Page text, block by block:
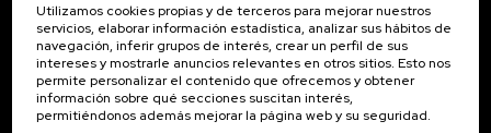
Inscríbete para ser el primero/a en recibir las
novedades de UIK.
Suscribirse
Utilizamos cookies propias y de terceros para mejorar nuestros
servicios, elaborar información estadística, analizar sus hábitos de
navegación, inferir grupos de interés, crear un perfil de sus
intereses y mostrarle anuncios relevantes en otros sitios. Esto nos
permite personalizar el contenido que ofrecemos y obtener
información sobre qué secciones suscitan interés,
permitiéndonos además mejorar la página web y su seguridad.